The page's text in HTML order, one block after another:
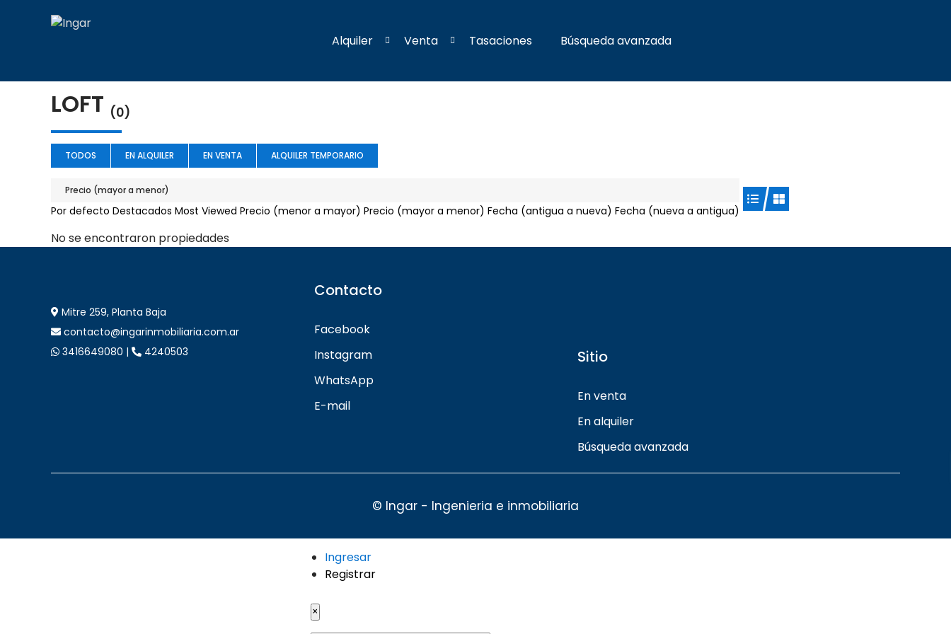
Alquiler Venta Tasaciones Búsqueda avanzada
LOFT (0)
TODOS EN ALQUILER EN VENTA ALQUILER TEMPORARIO
Precio (mayor a menor)
Por defecto Destacados Most Viewed Precio (menor a mayor) Precio (mayor a menor) Fecha (antigua a nueva) Fecha (nueva a antigua)
No se encontraron propiedades
Mitre 259, Planta Baja
contacto@ingarinmobiliaria.com.ar
3416649080 |
4240503
Contacto
Facebook
Instagram
WhatsApp
E-mail
Sitio
En venta
En alquiler
Búsqueda avanzada
© Ingar - Ingenieria e inmobiliaria
Ingresar
Registrar
×